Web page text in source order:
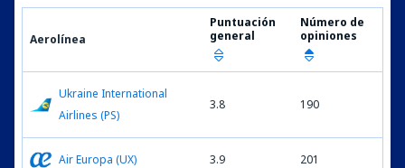
Aerolínea
Puntuación
general
Número de
opiniones
Ukraine International
Airlines (PS)
3.8 190
Air Europa (UX) 3.9 201